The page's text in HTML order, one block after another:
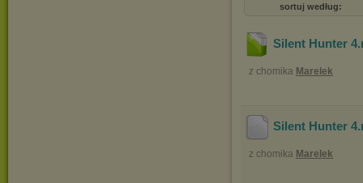
sortuj według:
Silent Hunter 4
z chomika Marelek
Silent Hunter 4
z chomika Marelek